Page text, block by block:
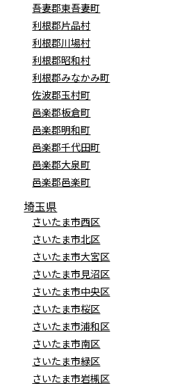
吾妻郡東吾妻町
利根郡片品村
利根郡川場村
利根郡昭和村
利根郡みなかみ町
佐波郡玉村町
邑楽郡板倉町
邑楽郡明和町
邑楽郡千代田町
邑楽郡大泉町
邑楽郡邑楽町
埼玉県
さいたま市西区
さいたま市北区
さいたま市大宮区
さいたま市見沼区
さいたま市中央区
さいたま市桜区
さいたま市浦和区
さいたま市南区
さいたま市緑区
さいたま市岩槻区